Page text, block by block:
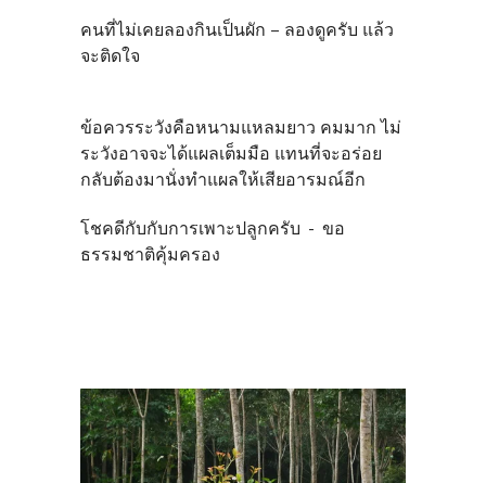
คนที่ไม่เคยลองกินเป็นผัก – ลองดูครับ แล้ว
จะติดใจ
ข้อควรระวังคือหนามแหลมยาว คมมาก ไม่
ระวังอาจจะได้แผลเต็มมือ แทนที่จะอร่อย
กลับต้องมานั่งทำแผลให้เสียอารมณ์อีก
โชคดีกับกับการเพาะปลูกครับ - ขอ
ธรรมชาติคุ้มครอง